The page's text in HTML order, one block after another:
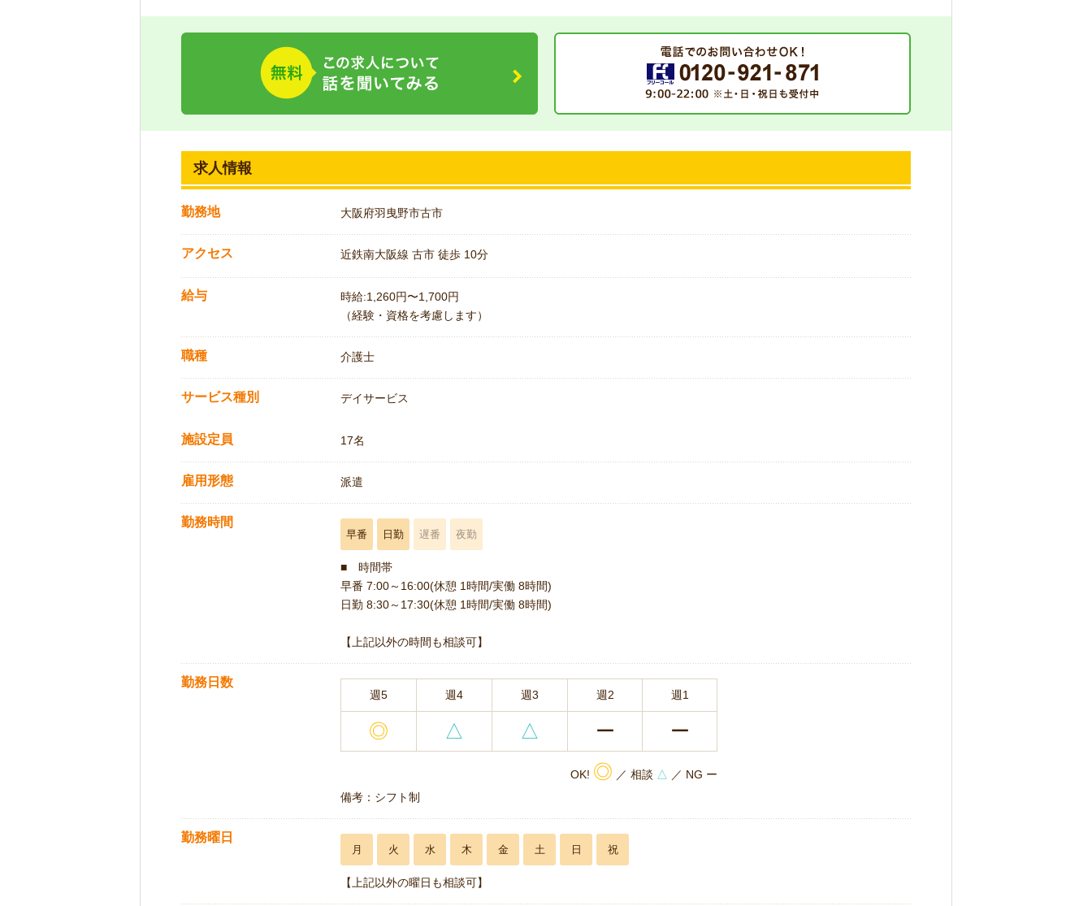
求人情報
勤務地 大阪府羽曳野市古市
アクセス 近鉄南大阪線 古市 徒歩 10分
給与
時給:1,260円〜1,700円
（経験・資格を考慮します）
職種 介護士
サービス種別 デイサービス
施設定員 17名
雇用形態 派遣
勤務時間
早番 日勤 遅番 夜勤
■ 時間帯
早番 7:00～16:00(休憩 1時間/実働 8時間)
日勤 8:30～17:30(休憩 1時間/実働 8時間)
【上記以外の時間も相談可】
勤務日数
週5 週4 週3 週2 週1
◎ △ △ ー ー
OK! ◎ ／ 相談 △ ／ NG ー
備考：シフト制
勤務曜日
月 火 水 木 金 土 日 祝
【上記以外の曜日も相談可】